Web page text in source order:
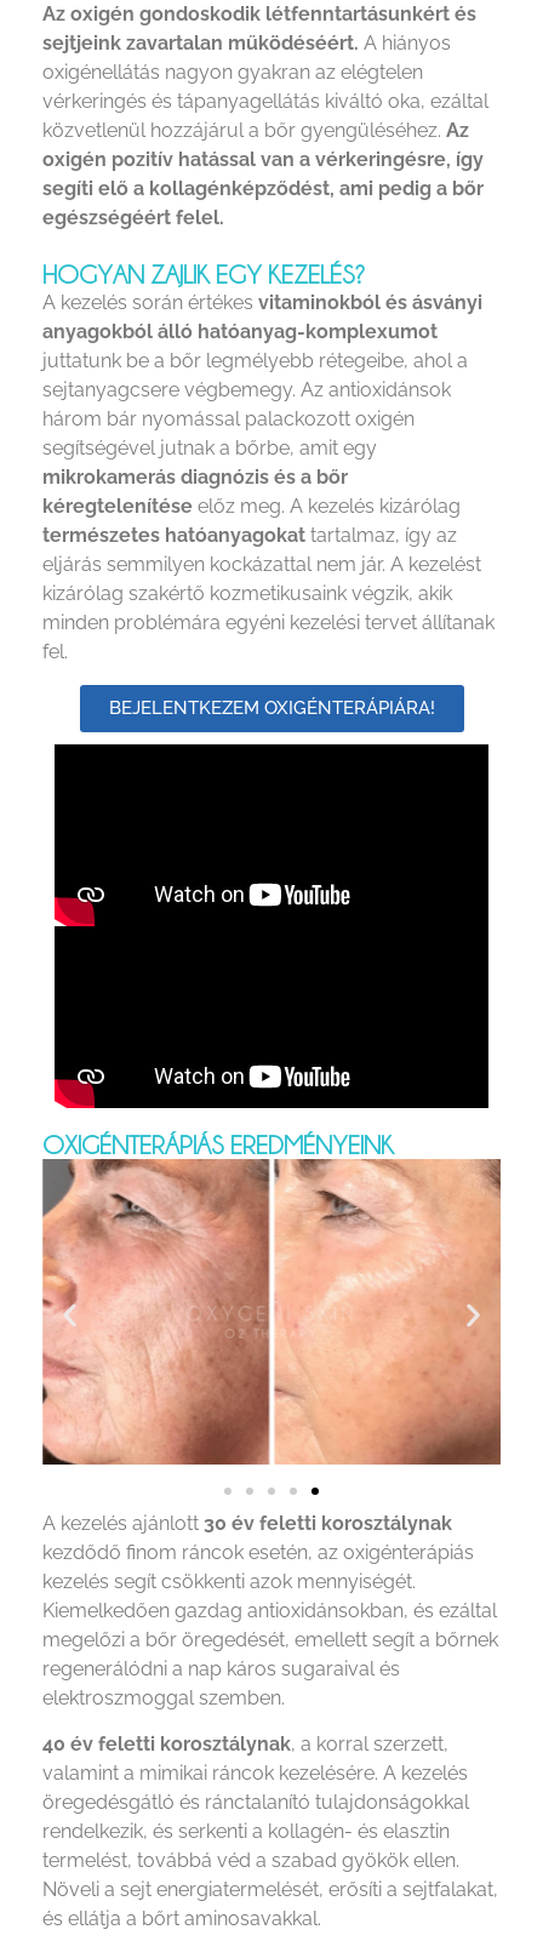
Az oxigén gondoskodik létfenntartásunkért és
sejtjeink zavartalan működéséért. A hiányos
oxigénellátás nagyon gyakran az elégtelen
vérkeringés és tápanyagellátás kiváltó oka, ezáltal
közvetlenül hozzájárul a bőr gyengüléséhez. Az
oxigén pozitív hatással van a vérkeringésre, így
segíti elő a kollagénképződést, ami pedig a bőr
egészségéért felel.
HOGYAN ZAJLIK EGY KEZELÉS?
A kezelés során értékes vitaminokból és ásványi
anyagokból álló hatóanyag-komplexumot
juttatunk be a bőr legmélyebb rétegeibe, ahol a
sejtanyagcsere végbemegy. Az antioxidánsok
három bár nyomással palackozott oxigén
segítségével jutnak a bőrbe, amit egy
mikrokamerás diagnózis és a bőr
kéregtelenítése előz meg. A kezelés kizárólag
természetes hatóanyagokat tartalmaz, így az
eljárás semmilyen kockázattal nem jár. A kezelést
kizárólag szakértő kozmetikusaink végzik, akik
minden problémára egyéni kezelési tervet állítanak
fel.
BEJELENTKEZEM OXIGÉNTERÁPIÁRA!
OXIGÉNTERÁPIÁS EREDMÉNYEINK
A kezelés ajánlott 30 év feletti korosztálynak
kezdődő finom ráncok esetén, az oxigénterápiás
kezelés segít csökkenti azok mennyiségét.
Kiemelkedően gazdag antioxidánsokban, és ezáltal
megelőzi a bőr öregedését, emellett segít a bőrnek
regenerálódni a nap káros sugaraival és
elektroszmoggal szemben.
40 év feletti korosztálynak, a korral szerzett,
valamint a mimikai ráncok kezelésére. A kezelés
öregedésgátló és ránctalanító tulajdonságokkal
rendelkezik, és serkenti a kollagén- és elasztin
termelést, továbbá véd a szabad gyökök ellen.
Növeli a sejt energiatermelését, erősíti a sejtfalakat,
és ellátja a bőrt aminosavakkal.